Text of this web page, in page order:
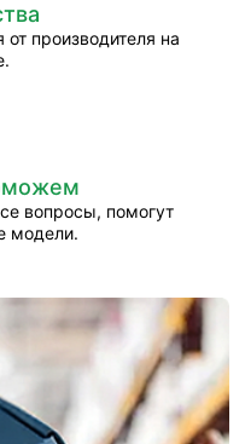
производителя на
вопросы, помогут
модели.